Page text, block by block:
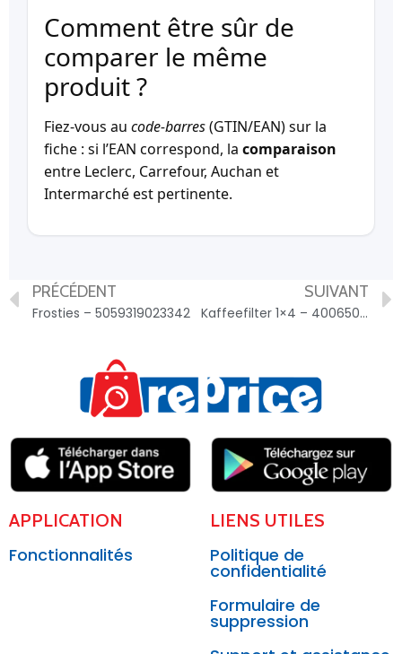
Comment être sûr de
comparer le même
produit ?
Fiez-vous au code-barres(GTIN/EAN) sur la
fiche : si l’EAN correspond, la comparaison
entre Leclerc, Carrefour, Auchan et
Intermarché est pertinente.
PRÉCÉDENT
Frosties – 5059319023342
SUIVANT
Kaffeefilter 1×4 – 4006508122394
APPLICATION
Fonctionnalités
LIENS UTILES
Politique de
confidentialité
Formulaire de
suppression